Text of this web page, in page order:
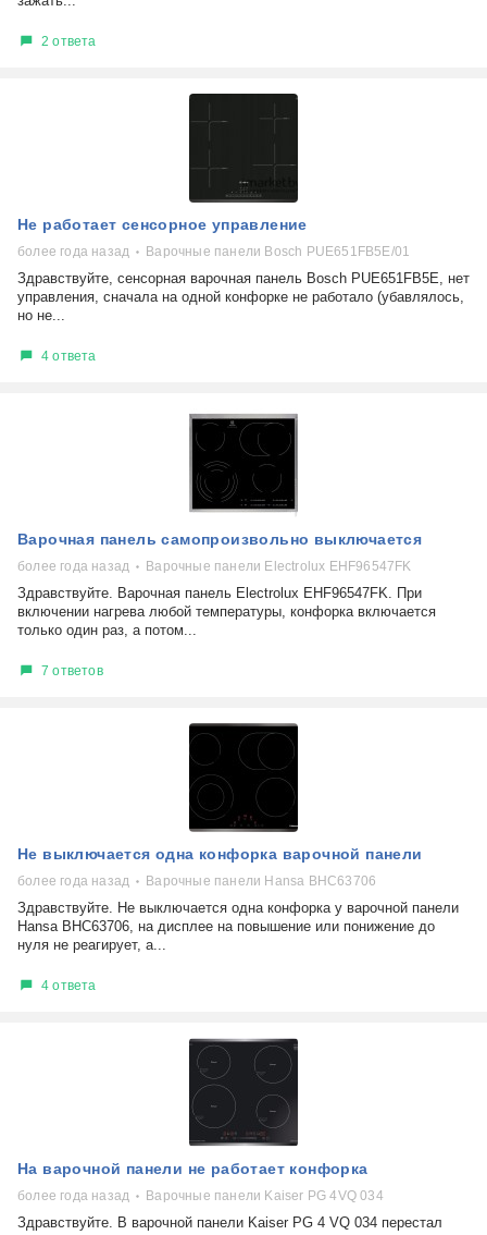
2 ответа
Не работает сенсорное управление
более года назад Варочные панели Bosch PUE651FB5E/01
Здравствуйте, сенсорная варочная панель Bosch PUE651FB5E, нет
управления, сначала на одной конфорке не работало (убавлялось,
но не...
4 ответа
Варочная панель самопроизвольно выключается
более года назад Варочные панели Electrolux EHF96547FK
Здравствуйте. Варочная панель Electrolux EHF96547FK. При
включении нагрева любой температуры, конфорка включается
только один раз, а потом...
7 ответов
Не выключается одна конфорка варочной панели
более года назад Варочные панели Hansa BHC63706
Здравствуйте. Не выключается одна конфорка у варочной панели
Hansa BHC63706, на дисплее на повышение или понижение до
нуля не реагирует, а...
4 ответа
На варочной панели не работает конфорка
более года назад Варочные панели Kaiser PG 4VQ 034
Здравствуйте. В варочной панели Kaiser PG 4 VQ 034 перестал